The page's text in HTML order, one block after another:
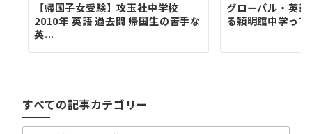
【帰国子女受験】攻玉社中学校
2010年 英語 過去問 帰国生の苦手な
英...
グローバル・英
る穎明館中学っ
すべての記事カテゴリー
す
記
事